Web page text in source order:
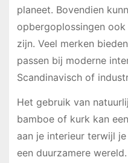
planeet. Bovendien
opbergoplossingen
zijn. Veel merken
passen bij moderne
Scandinavisch of
Het gebruik van
bamboe of kurk kan
aan je interieur terwijl
een duurzamere